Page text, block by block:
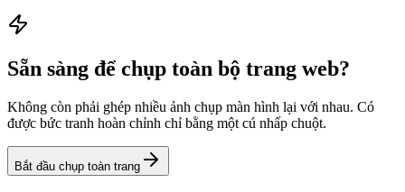
Sẵn sàng để chụp toàn bộ trang web?
Không còn phải ghép nhiều ảnh chụp màn hình lại với nhau. Có
được bức tranh hoàn chỉnh chỉ bằng một cú nhấp chuột.
Bắt đầu chụp toàn trang